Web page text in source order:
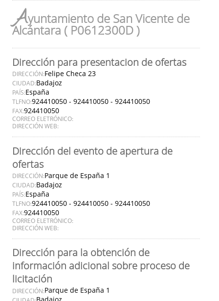
Ayuntamiento de San Vicente de
Alcántara ( P0612300D )
Dirección para presentacion de ofertas
DIRECCIÓN:Felipe Checa 23
CIUDAD:Badajoz
PAÍS:España
TLFNO:924410050 - 924410050 - 924410050
FAX:924410050
CORREO ELETRÓNICO:
DIRECCIÓN WEB:
Dirección del evento de apertura de
ofertas
DIRECCIÓN:Parque de España 1
CIUDAD:Badajoz
PAÍS:España
TLFNO:924410050 - 924410050 - 924410050
FAX:924410050
CORREO ELETRÓNICO:
DIRECCIÓN WEB:
Dirección para la obtención de
información adicional sobre proceso de
licitación
DIRECCIÓN:Parque de España 1